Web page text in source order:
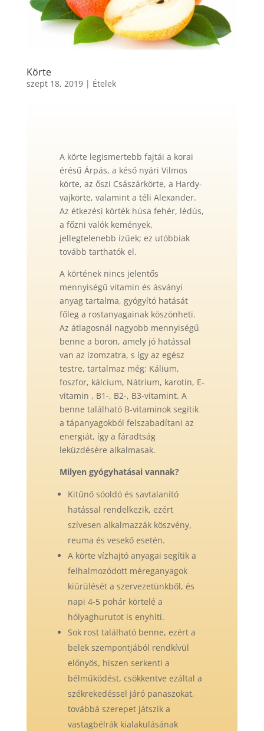
Körte
szept 18, 2019| Ételek
A körte legismertebb fajtái a korai
érésű Árpás, a késő nyári Vilmos
körte, az őszi Császárkörte, a Hardy-
vajkörte, valamint a téli Alexander.
Az étkezési körték húsa fehér, lédús,
a főzni valók kemények,
jellegtelenebb ízűek; ez utóbbiak
tovább tarthatók el.
A körtének nincs jelentős
mennyiségű vitamin és ásványi
anyag tartalma, gyógyító hatását
főleg a rostanyagainak köszönheti.
Az átlagosnál nagyobb mennyiségű
benne a boron, amely jó hatással
van az izomzatra, s így az egész
testre, tartalmaz még: Kálium,
foszfor, kálcium, Nátrium, karotin, E-
vitamin , B1-, B2-, B3-vitamint. A
benne található B-vitaminok segítik
a tápanyagokból felszabadítani az
energiát, így a fáradtság
leküzdésére alkalmasak.
Milyen gyógyhatásai vannak?
Kitűnő sóoldó és savtalanító
hatással rendelkezik, ezért
szívesen alkalmazzák köszvény,
reuma és vesekő esetén.
A körte vízhajtó anyagai segítik a
felhalmozódott méreganyagok
kiürülését a szervezetünkből, és
napi 4-5 pohár körtelé a
hólyaghurutot is enyhíti.
Sok rost található benne, ezért a
belek szempontjából rendkívül
előnyös, hiszen serkenti a
bélműködést, csökkentve ezáltal a
székrekedéssel járó panaszokat,
továbbá szerepet játszik a
vastagbélrák kialakulásának